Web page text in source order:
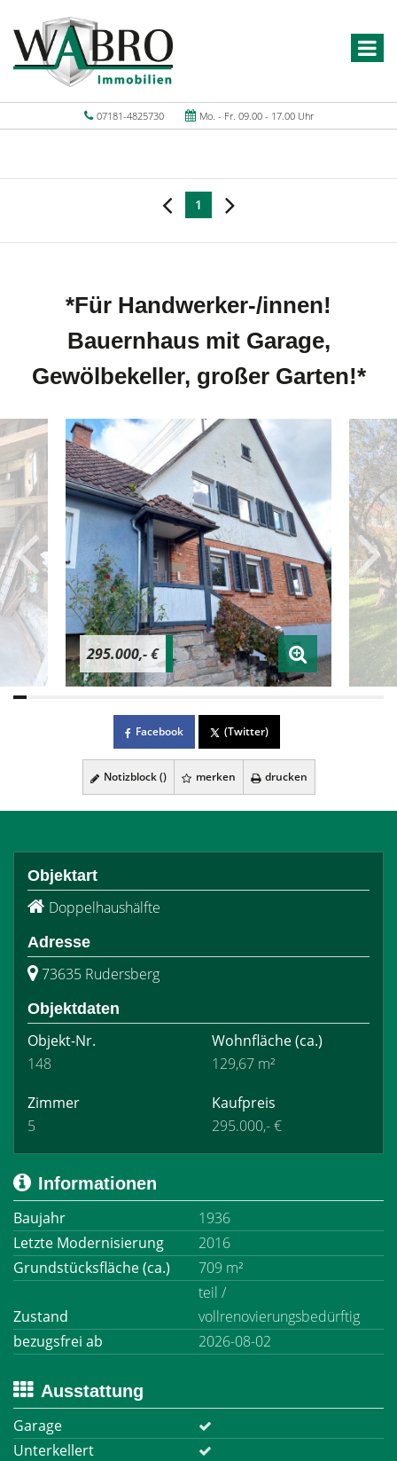
07181-4825730 Mo. - Fr. 09.00 - 17.00 Uhr
1
*Für Handwerker-/innen!
Bauernhaus mit Garage,
Gewölbekeller, großer Garten!*
295.000,- €
Facebook (Twitter)
Notizblock () merken drucken
Objektart
Doppelhaushälfte
Adresse
73635 Rudersberg
Objektdaten
Objekt-Nr.
148
Wohnfläche(ca.)
129,67 m²
Zimmer
5
Kaufpreis
295.000,- €
Informationen
Baujahr
1936
Letzte Modernisierung
2016
Grundstücksfläche (ca.)
709 m²
Zustand
teil /
vollrenovierungsbedürftig
bezugsfrei ab
2026-08-02
Ausstattung
Garage
Unterkellert